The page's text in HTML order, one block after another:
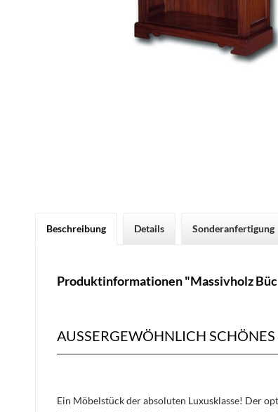
Beschreibung Details Sonderanfertigung
Produktinformationen "Massivholz
AUSSERGEWÖHNLICH
Ein Möbelstück der absoluten Luxusklasse! Der